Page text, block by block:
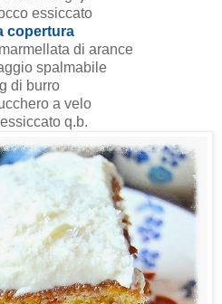
essiccato
copertura
di arance
spalmabile
di burro
a velo
q.b.